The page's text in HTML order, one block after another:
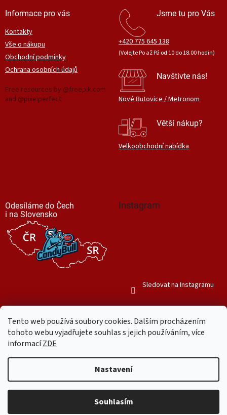
Tento web používá soubory cookies. Dalším procházením
tohoto webu vyjadřujete souhlas s jejich používáním, více
informacíZDE
Nastavení
Souhlasím
Informace pro vás
Kontakty
Vše o nákupu
Obchodní podmínky
Ochrana osobních údajů
Free resources by @freepik.com
and @pixelperfect
Jsme tu pro Vás
+420 775 645 138
(Volejte Po až Pá od 10 do 18.00 hodin)
Navštivte nás!
Nové Butovice / Metronom
Větší nákup?
Velkoobchodní nabídka
Odesíláme do Čech
i na Slovensko
Instagram
Sledovat na Instagramu
Copyright 2026Mr. Candy Bull. Všechna práva vyhrazena.Upravit
nastavení cookies